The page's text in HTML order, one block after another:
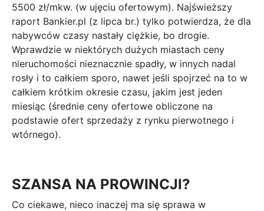
5500 zł/mkw. (w ujęciu ofertowym). Najświeższy
raport Bankier.pl (z lipca br.) tylko potwierdza, że dla
nabywców czasy nastały ciężkie, bo drogie.
Wprawdzie w niektórych dużych miastach ceny
nieruchomości nieznacznie spadły, w innych nadal
rosły i to całkiem sporo, nawet jeśli spojrzeć na to w
całkiem krótkim okresie czasu, jakim jest jeden
miesiąc (średnie ceny ofertowe obliczone na
podstawie ofert sprzedaży z rynku pierwotnego i
wtórnego).
SZANSA NA PROWINCJI?
Co ciekawe, nieco inaczej ma się sprawa w